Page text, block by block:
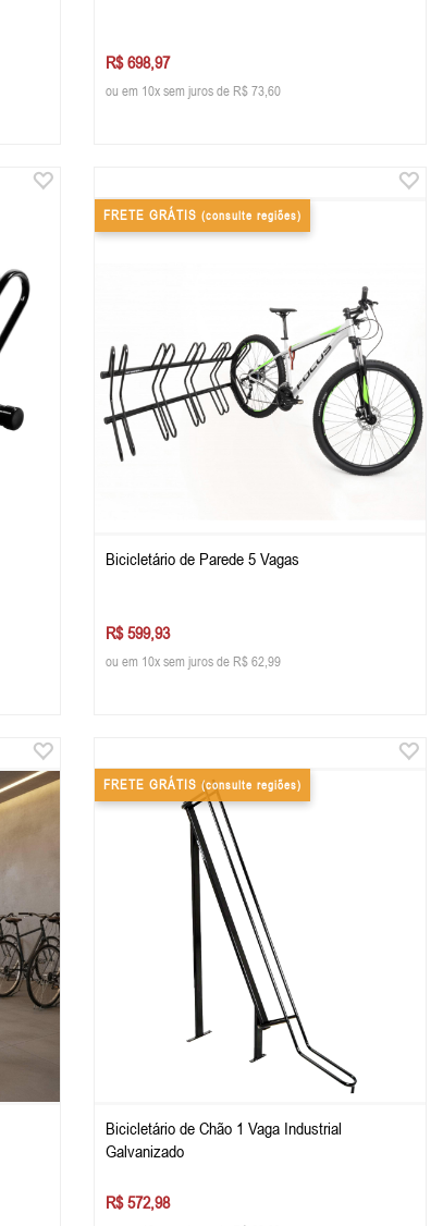
R$ 698,97
ou em 10x sem juros de R$ 73,60
FRETE GRÁTIS (consulte regiões)
Bicicletário de Parede 5 Vagas
R$ 599,93
ou em 10x sem juros de R$ 62,99
FRETE GRÁTIS (consulte regiões)
Bicicletário de Chão 1 Vaga Industrial
Galvanizado
R$ 572,98